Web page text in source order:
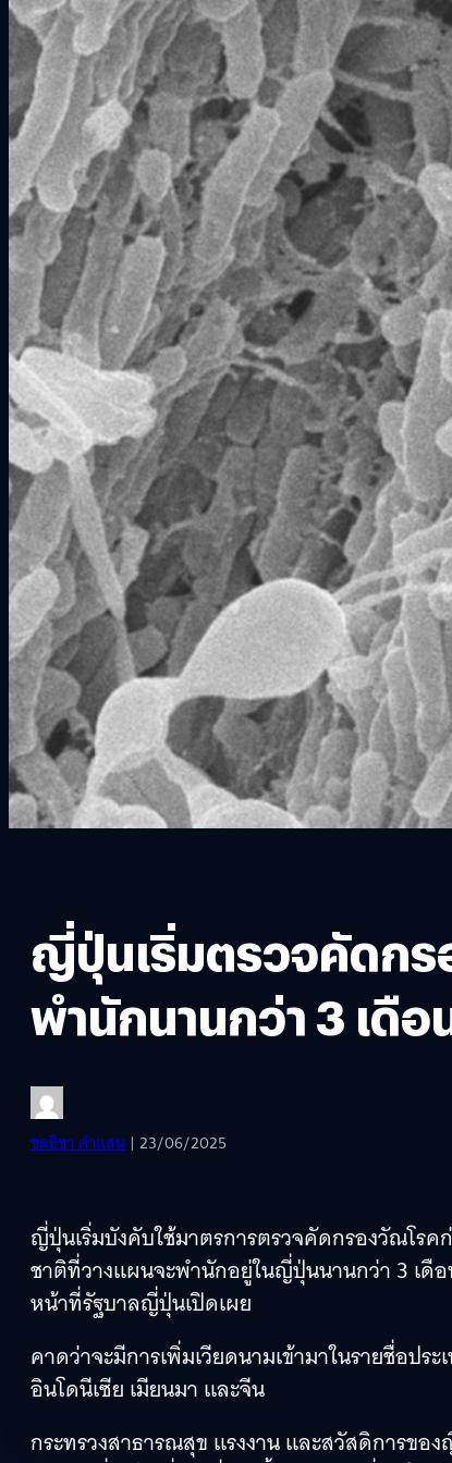
ญี่ปุ่นเริ่มตรวจคัดกร
พำนักนานกว่า 3 เดือ
ชลธิชา คำแสน | 23/06/2025
ญี่ปุ่นเริ่มบังคับใช้มาตรการตรวจคัดกรองวัณโร
ชาติที่วางแผนจะพำนักอยู่ในญี่ปุ่นนานกว่า 3 เดื
หน้าที่รัฐบาลญี่ปุ่นเปิดเผย
คาดว่าจะมีการเพิ่มเวียดนามเข้ามาในรายชื่อป
อินโดนีเซีย เมียนมา และจีน
กระทรวงสาธารณสุข แรงงาน และสวัสดิการขอ